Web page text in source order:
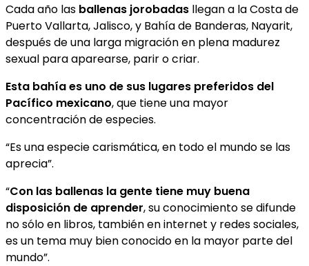
Cada año las ballenas jorobadas llegan a la Costa de
Puerto Vallarta, Jalisco, y Bahía de Banderas, Nayarit,
después de una larga migración en plena madurez
sexual para aparearse, parir o criar.
Esta bahía es uno de sus lugares preferidos del
Pacífico mexicano, que tiene una mayor
concentración de especies.
“Es una especie carismática, en todo el mundo se las
aprecia”.
“Con las ballenas la gente tiene muy buena
disposición de aprender, su conocimiento se difunde
no sólo en libros, también en internet y redes sociales,
es un tema muy bien conocido en la mayor parte del
mundo”.